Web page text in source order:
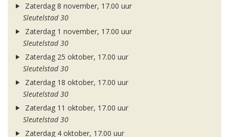
Zaterdag 8 november, 17.00 uur
Sleutelstad 30
Zaterdag 1 november, 17.00 uur
Sleutelstad 30
Zaterdag 25 oktober, 17.00 uur
Sleutelstad 30
Zaterdag 18 oktober, 17.00 uur
Sleutelstad 30
Zaterdag 11 oktober, 17.00 uur
Sleutelstad 30
Zaterdag 4 oktober, 17.00 uur